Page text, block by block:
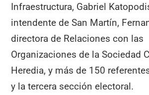
Infraestructura, Gabriel
intendente de San Martín,
directora de Relaciones con las
Organizaciones de la Sociedad
Heredia, y más de 150
y la tercera sección electoral.